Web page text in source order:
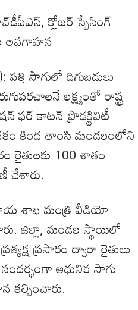
క్లోజర్ స్పేసింగ్
అవగాహన
సాగులో దిగుబడులు
లక్ష్యంతో రాష్ట్ర
ఫర్ కాటన్ ప్రొడక్టివిటీ
కింద తాంసి మండలంలోని
రైతులకు 100 శాతం
చేశారు.
శాఖ మంత్రి వీడియో
జిల్లా, మండల స్థాయిలో
ప్రసారం ద్వారా రైతులు
ఆధునిక సాగు
కల్పించారు.